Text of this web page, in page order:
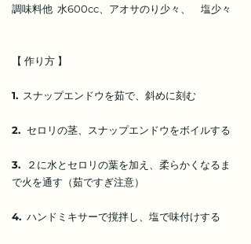
調味料他 水600cc、アオサのり少々、 塩少々
【 作り方 】
1. スナップエンドウを茹で、斜めに刻む
2. セロリの茎、スナップエンドウをボイルする
3.
２に水とセロリの葉を加え、柔らかくなるま
で火を通す（茹ですぎ注意）
4. ハンドミキサーで撹拌し、塩で味付けする